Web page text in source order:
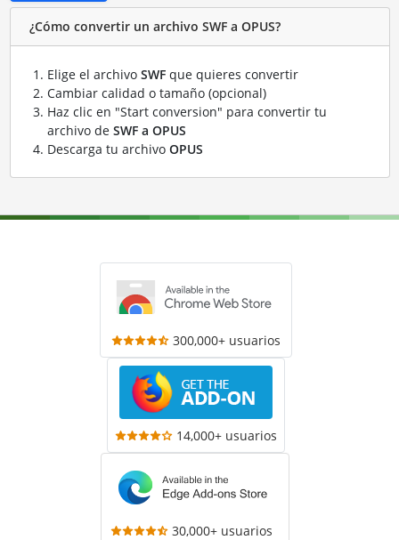
¿Cómo convertir un archivo SWF a OPUS?
Elige el archivo SWFque quieres convertir
Cambiar calidad o tamaño (opcional)
Haz clic en "Start conversion" para convertir tu
archivo de SWF a OPUS
Descarga tu archivo OPUS
300,000+ usuarios
14,000+ usuarios
30,000+ usuarios